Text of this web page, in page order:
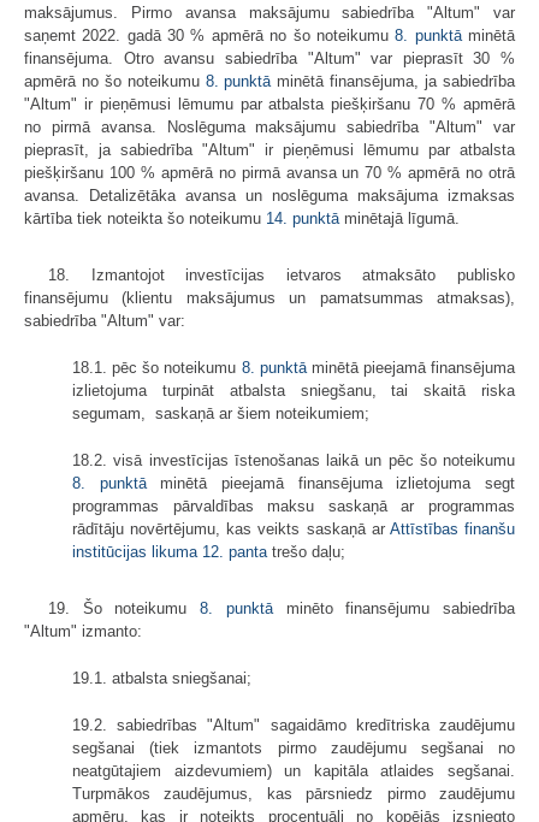
maksājumus. Pirmo avansa maksājumu sabiedrība "Altum" var
saņemt 2022. gadā 30 % apmērā no šo noteikumu​​8. punktāminētā
finansējuma. Otro avansu sabiedrība "Altum" var pieprasīt 30 %
apmērā no šo noteikumu ​​8. punktā minētā finansējuma, ja sabiedrība
"Altum" ir pieņēmusi lēmumu par atbalsta piešķiršanu 70 % apmērā
no pirmā avansa. Noslēguma maksājumu sabiedrība "Altum" var
pieprasīt, ja sabiedrība "Altum" ir pieņēmusi lēmumu par atbalsta
piešķiršanu 100 % apmērā no pirmā avansa un 70 % apmērā no otrā
avansa. Detalizētāka avansa un noslēguma maksājuma izmaksas
kārtība tiek noteikta šo noteikumu ​​14. punktā minētajā līgumā.
18. Izmantojot investīcijas ietvaros atmaksāto publisko
finansējumu (klientu maksājumus un pamatsummas atmaksas),
sabiedrība "Altum" var:
18.1. pēc šo noteikumu 8. punktāminētā pieejamā finansējuma
izlietojuma turpināt atbalsta sniegšanu, tai skaitā riska
segumam, saskaņā ar šiem noteikumiem;
18.2. visā investīcijas īstenošanas laikā un pēc šo noteikumu
8. punktāminētā pieejamā finansējuma izlietojuma segt
programmas pārvaldības maksu saskaņā ar programmas
rādītāju novērtējumu, kas veikts saskaņā ar Attīstības finanšu
institūcijas likuma 12. panta trešo daļu;
19. Šo noteikumu8. punktāminēto finansējumu sabiedrība
"Altum" izmanto:
19.1. atbalsta sniegšanai;
19.2. sabiedrības "Altum" sagaidāmo kredītriska zaudējumu
segšanai (tiek izmantots pirmo zaudējumu segšanai no
neatgūtajiem aizdevumiem) un kapitāla atlaides segšanai.
Turpmākos zaudējumus, kas pārsniedz pirmo zaudējumu
apmēru, kas ir noteikts procentuāli no kopējās izsniegto